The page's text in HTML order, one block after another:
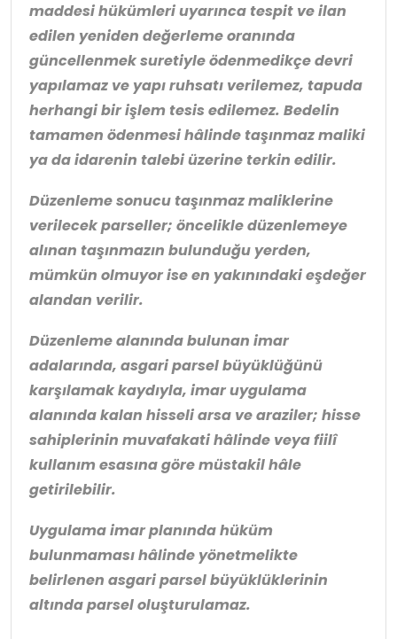
maddesi hükümleri uyarınca tespit ve ilan
edilen yeniden değerleme oranında
güncellenmek suretiyle ödenmedikçe devri
yapılamaz ve yapı ruhsatı verilemez, tapuda
herhangi bir işlem tesis edilemez. Bedelin
tamamen ödenmesi hâlinde taşınmaz maliki
ya da idarenin talebi üzerine terkin edilir.
Düzenleme sonucu taşınmaz maliklerine
verilecek parseller; öncelikle düzenlemeye
alınan taşınmazın bulunduğu yerden,
mümkün olmuyor ise en yakınındaki eşdeğer
alandan verilir.
Düzenleme alanında bulunan imar
adalarında, asgari parsel büyüklüğünü
karşılamak kaydıyla, imar uygulama
alanında kalan hisseli arsa ve araziler; hisse
sahiplerinin muvafakati hâlinde veya fiilî
kullanım esasına göre müstakil hâle
getirilebilir.
Uygulama imar planında hüküm
bulunmaması hâlinde yönetmelikte
belirlenen asgari parsel büyüklüklerinin
altında parsel oluşturulamaz.